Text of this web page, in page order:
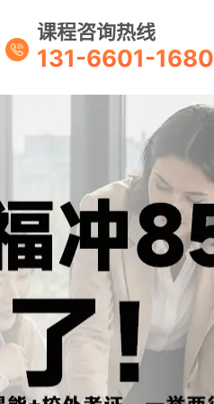
课程咨询热线
131-6601-1680